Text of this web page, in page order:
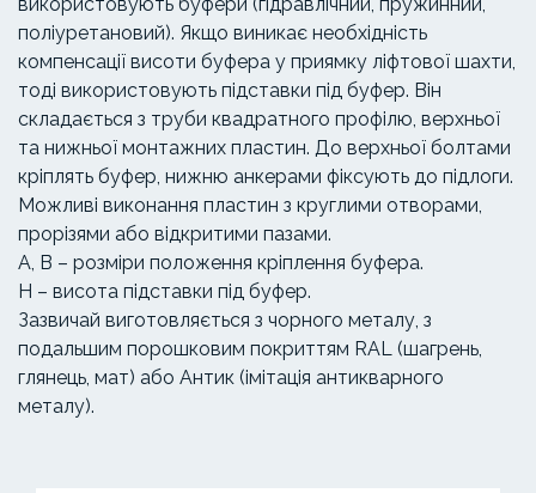
поліуретановий). Якщо виникає необхідність
компенсації висоти буфера у приямку ліфтової шахти,
тоді використовують підставки під буфер. Він
складається з труби квадратного профілю, верхньої
та нижньої монтажних пластин. До верхньої болтами
кріплять буфер, нижню анкерами фіксують до підлоги.
Можливі виконання пластин з круглими отворами,
прорізями або відкритими пазами.
А, В – розміри положення кріплення буфера.
H – висота підставки під буфер.
Зазвичай виготовляється з чорного металу, з
подальшим порошковим покриттям RAL (шагрень,
глянець, мат) або Антик (імітація антикварного
металу).